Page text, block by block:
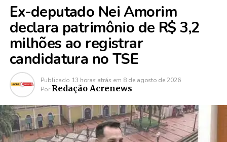
Ex-deputado Nei Amorim
declara patrimônio de R$ 3,2
milhões ao registrar
candidatura no TSE
Publicado 13 horas atrás em 8 de agosto de 2026
Por Redação Acrenews